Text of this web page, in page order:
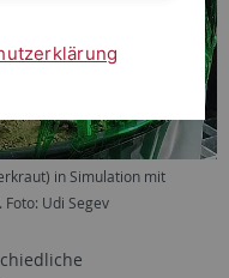
in Simulation mit
Udi Segev